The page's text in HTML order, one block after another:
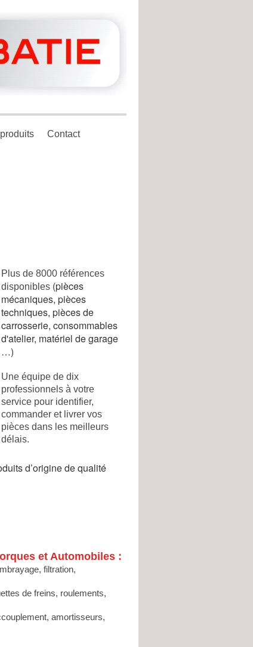
Contact
Plus de 8000 références
disponibles (pièces
mécaniques, pièces
techniques, pièces de
carrosserie, consommables
d'atelier, matériel de garage
…)
Une équipe de dix
professionnels à votre
service pour identifier,
commander et livrer vos
pièces dans les meilleurs
délais.
d’origine de qualité
et Automobiles :
filtration,
de freins, roulements,
amortisseurs,